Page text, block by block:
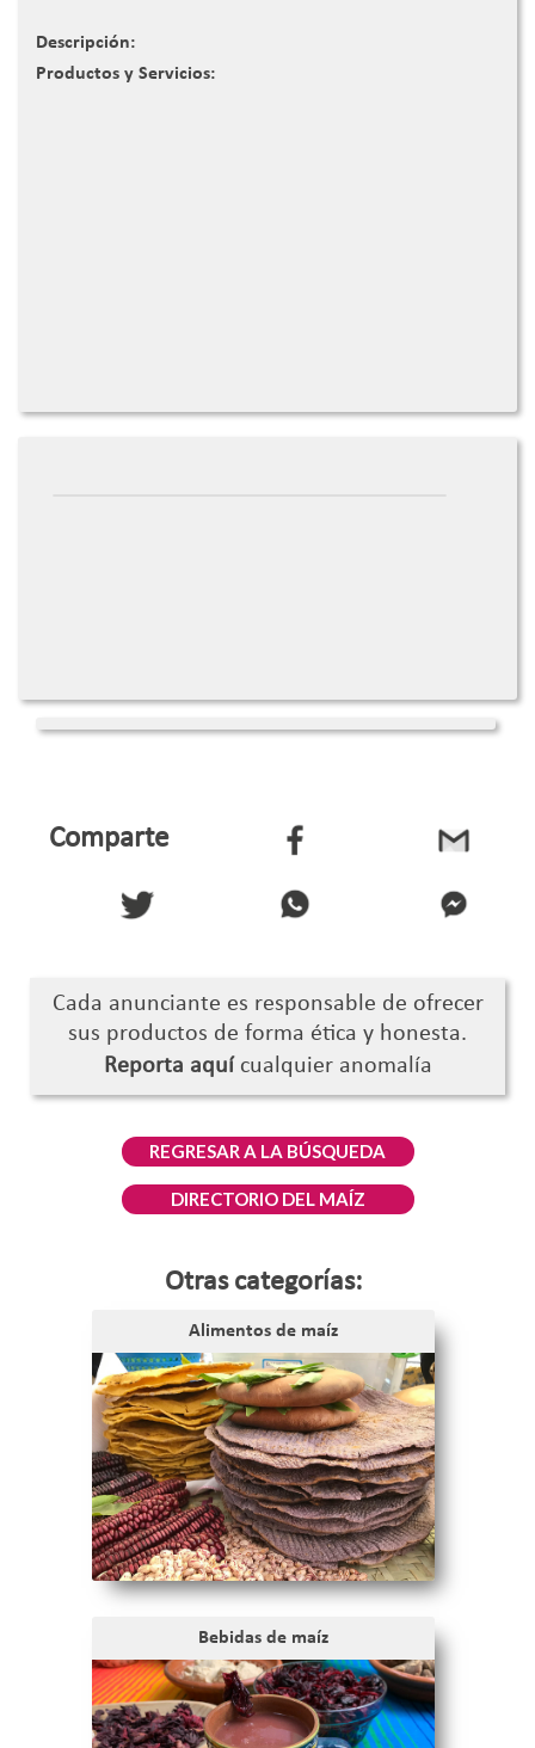
Descripción:
Productos y Servicios:
Comparte
Cada anunciante es responsable de ofrecer
sus productos de forma ética y honesta.
Reporta aquícualquier anomalía
DIRECTORIO DEL MAÍZ
Otras categorías:
Alimentos de maíz
Bebidas de maíz